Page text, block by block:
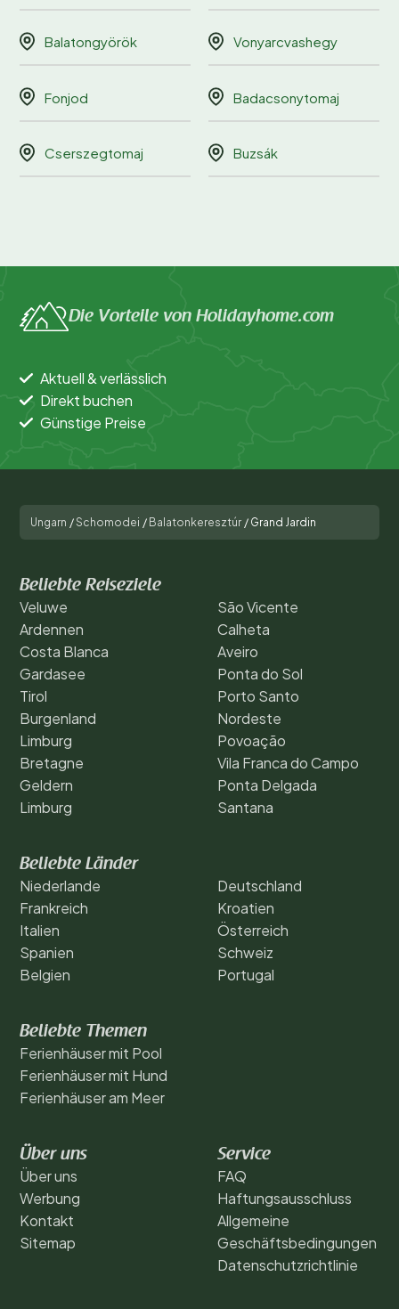
Balatongyörök Vonyarcvashegy
Fonjod Badacsonytomaj
Cserszegtomaj Buzsák
Die Vorteile von Holidayhome.com
Aktuell & verlässlich
Direkt buchen
Günstige Preise
Ungarn /Schomodei / Balatonkeresztúr / Grand Jardin
Beliebte Reiseziele
Veluwe
Ardennen
Costa Blanca
Gardasee
Tirol
Burgenland
Limburg
Bretagne
Geldern
Limburg
São Vicente
Calheta
Aveiro
Ponta do Sol
Porto Santo
Nordeste
Povoação
Vila Franca do Campo
Ponta Delgada
Santana
Beliebte Länder
Niederlande
Frankreich
Italien
Spanien
Belgien
Deutschland
Kroatien
Österreich
Schweiz
Portugal
Beliebte Themen
Ferienhäuser mit Pool
Ferienhäuser mit Hund
Ferienhäuser am Meer
Über uns
Über uns
Werbung
Kontakt
Sitemap
Service
FAQ
Haftungsausschluss
Allgemeine
Geschäftsbedingungen
Datenschutzrichtlinie